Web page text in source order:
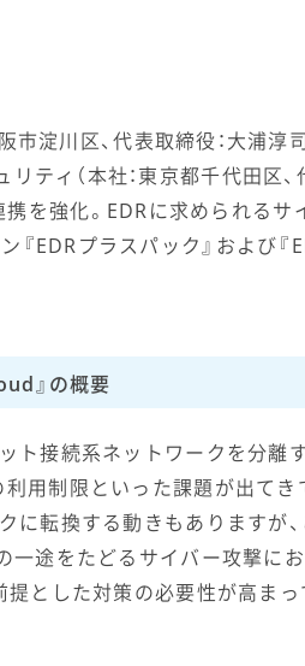
市淀川区、代表取締役：大浦淳
ティ（本社：東京都千代田区
を強化。EDRに求められるサ
EDRプラスパック』および
』の概要
ト接続系ネットワークを分離
用制限といった課題が出て
に転換する動きもありますが
一途をたどるサイバー攻撃に
提とした対策の必要性が高ま